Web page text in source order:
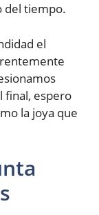
del tiempo.
el
final, espero
la joya que